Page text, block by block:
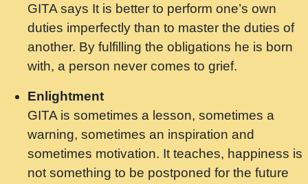
मर गनय न अपरध लडडल शर रध.... Shri
ravinandan shastri ji maharaj.mp3
मेरे मन हरी का ध्यान लगा - भजन भाव - 2018 -
Rishikesh - Swami Gyananand Ji
Maharaj.mp3
यह हसरत तलब ह नकज कमर Yahi Hasraten
Talab Hai Bhav Pravah #bhajan.mp3
लडल ज बल ल क ज न लग Sadhvi Purnima Ji
GITA says It is better to perform one’s own
duties imperfectly than to master the duties of
another. By fulfilling the obligations he is born
with, a person never comes to grief.
Enlightment
GITA is sometimes a lesson, sometimes a
warning, sometimes an inspiration and
sometimes motivation. It teaches, happiness is
not something to be postponed for the future